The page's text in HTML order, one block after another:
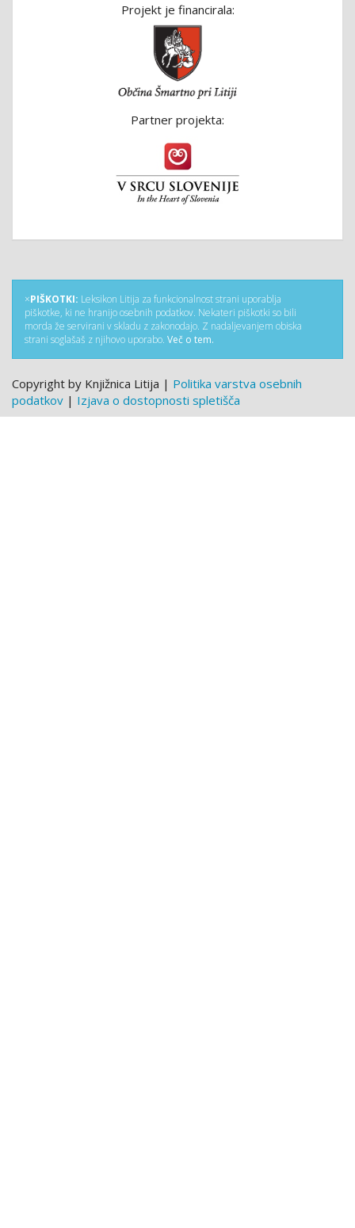
Projekt je financirala:
Partner projekta:
×PIŠKOTKI: Leksikon Litija za funkcionalnost strani uporablja
piškotke, ki ne hranijo osebnih podatkov. Nekateri piškotki so bili
morda že servirani v skladu z zakonodajo. Z nadaljevanjem obiska
strani soglašaš z njihovo uporabo. Več o tem.
Copyright by Knjižnica Litija | Politika varstva osebnih
podatkov | Izjava o dostopnosti spletišča